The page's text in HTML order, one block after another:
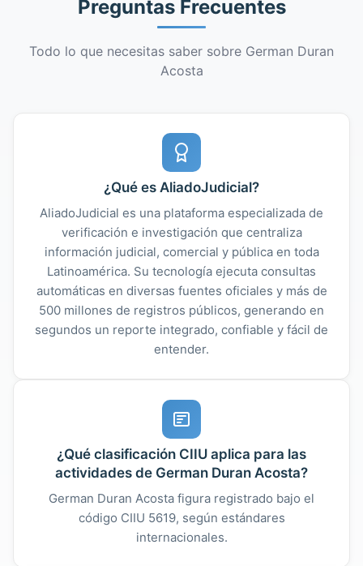
Preguntas Frecuentes
Todo lo que necesitas saber sobre German Duran
Acosta
¿Qué es AliadoJudicial?
AliadoJudicial es una plataforma especializada de
verificación e investigación que centraliza
información judicial, comercial y pública en toda
Latinoamérica. Su tecnología ejecuta consultas
automáticas en diversas fuentes oficiales y más de
500 millones de registros públicos, generando en
segundos un reporte integrado, confiable y fácil de
entender.
¿Qué clasificación CIIU aplica para las
actividades de German Duran Acosta?
German Duran Acosta figura registrado bajo el
código CIIU 5619, según estándares
internacionales.